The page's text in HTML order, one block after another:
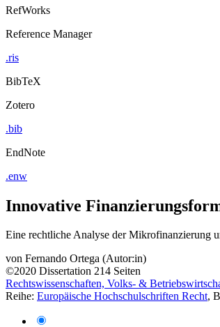
RefWorks
Reference Manager
.ris
BibTeX
Zotero
.bib
EndNote
.enw
Innovative
Eine rechtliche Analyse der Mikrofinanzierung
von Fernando Ortega (Autor:in)
©2020 Dissertation 214 Seiten
Rechtswissenschaften, Volks- &
Reihe: Europäische Hochschulschriften Recht,